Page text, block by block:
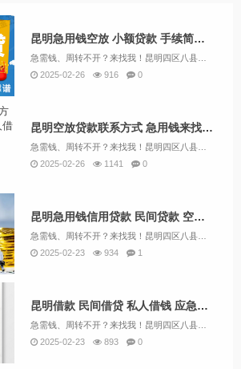
昆明急用钱空放 小额贷款 手续简单 急用钱找我 个人资金 无抵押
2025-02-26
916 0
昆明空放贷款联系方式 急用钱来找我 私人借款 随借随还
2025-02-26
1141 0
昆明急用钱信用贷款 民间贷款 空放一手资金 快速下款
2025-02-23
934 1
昆明借款 民间借贷 私人借钱 应急借款个人借款 当天放款
2025-02-23
893 0